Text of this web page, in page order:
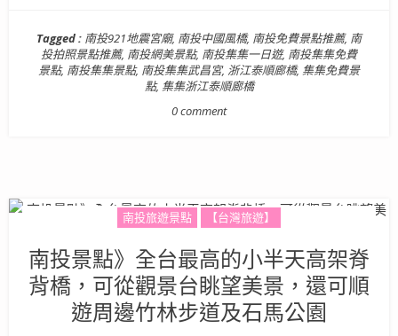
Tagged : 南投921地震宮廟, 南投中國風橋, 南投免費景點推薦, 南
投拍照景點推薦, 南投網美景點, 南投集集一日遊, 南投集集免費
景點, 南投集集景點, 南投集集武昌宮, 浙江泰順廊橋, 集集免費景
點, 集集浙江泰順廊橋
0 comment
南投旅遊景點 【台灣旅遊】
南投景點》全台最高的小半天高架脊
背橋，可從觀景台眺望美景，還可順
遊周邊竹林步道及石馬公園